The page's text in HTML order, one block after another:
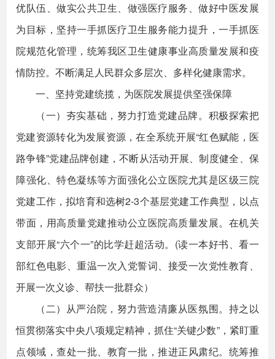
优队伍、做实公共卫生、做强医疗服务、做好中医发展
为目标，坚持一手抓医疗卫生服务能力提升，一手抓医
院规范化管理，统筹我区卫生健康事业高质量发展和疫
情防控。不断满足人民群众多层次、多样化健康需求。
一、坚持党建统揽，为医院发展提供坚强保障
（一）夯实基础，努力打造党建品牌。积极探索把
党建资源转化为发展资源，在全系统开展“红色赋能，医
路争锋”党建品牌创建，不断从活动开展、制度健全、保
障强化、特色凝练等方面强化公立医院尤其是区级三院
党建工作，拟培育和选树2-3个基层党建工作典型，以点
带面，用高质量党建推动公立医院高质量发展。在机关
支部开展“六个一”的比学赶超活动。(读一本好书、看一
部红色电影、重温一次入党誓词、接受一次党性教育、
开展一次义诊、帮扶一批群众）
（二）从严治院，努力营造清廉从医氛围。持之以
恒贯彻落实中央八项规定精神，抓住“关键少数”，紧盯重
点领域，查处一批、教育一批，推进正风肃纪。统筹推